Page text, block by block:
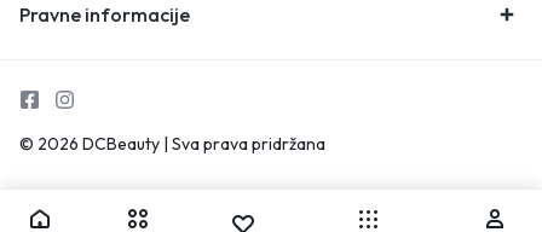
Pravne informacije
© 2026 DCBeauty | Sva prava pridržana